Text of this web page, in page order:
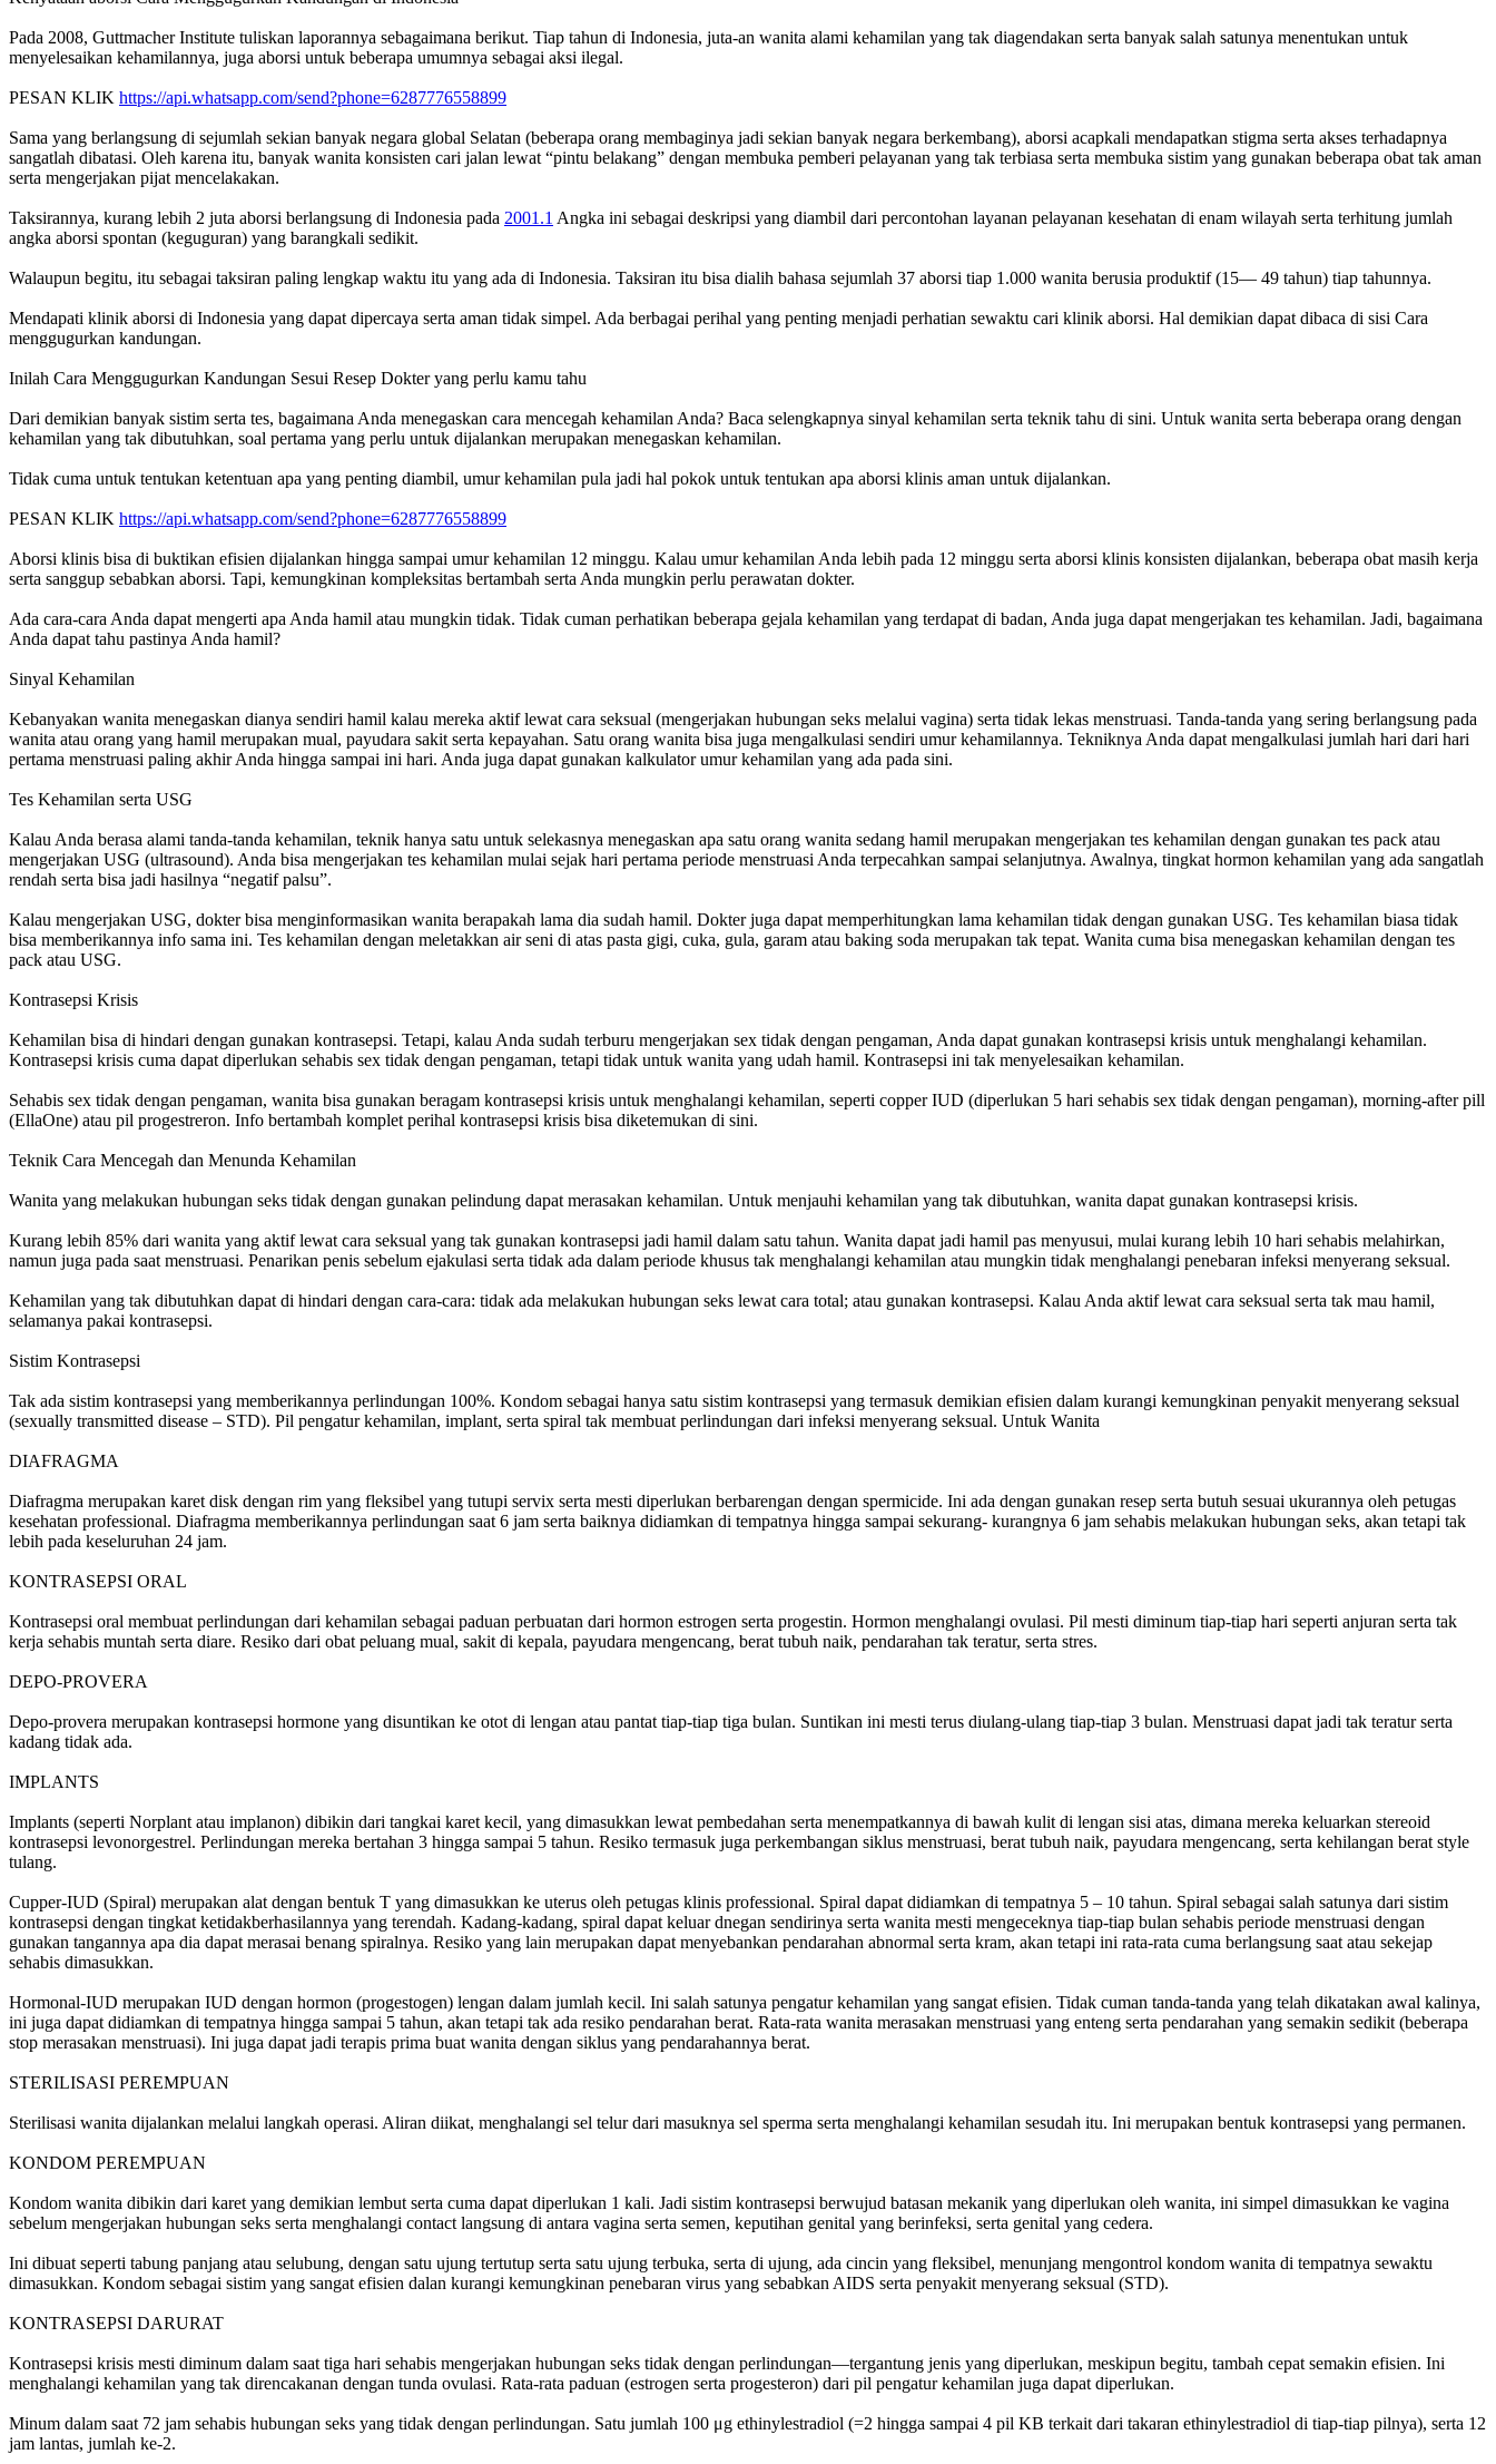
Pada 2008, Guttmacher Institute tuliskan laporannya sebagaimana berikut. Tiap tahun di Indonesia, juta-an wanita alami kehamilan yang tak diagendakan serta banyak salah satunya menentukan untuk
menyelesaikan kehamilannya, juga aborsi untuk beberapa umumnya sebagai aksi ilegal.
PESAN KLIK https://api.whatsapp.com/send?phone=6287776558899
Sama yang berlangsung di sejumlah sekian banyak negara global Selatan (beberapa orang membaginya jadi sekian banyak negara berkembang), aborsi acapkali mendapatkan stigma serta akses terhadapnya
sangatlah dibatasi. Oleh karena itu, banyak wanita konsisten cari jalan lewat “pintu belakang” dengan membuka pemberi pelayanan yang tak terbiasa serta membuka sistim yang gunakan beberapa obat tak aman
serta mengerjakan pijat mencelakakan.
Taksirannya, kurang lebih 2 juta aborsi berlangsung di Indonesia pada 2001.1 Angka ini sebagai deskripsi yang diambil dari percontohan layanan pelayanan kesehatan di enam wilayah serta terhitung jumlah
angka aborsi spontan (keguguran) yang barangkali sedikit.
Walaupun begitu, itu sebagai taksiran paling lengkap waktu itu yang ada di Indonesia. Taksiran itu bisa dialih bahasa sejumlah 37 aborsi tiap 1.000 wanita berusia produktif (15— 49 tahun) tiap tahunnya.
Mendapati klinik aborsi di Indonesia yang dapat dipercaya serta aman tidak simpel. Ada berbagai perihal yang penting menjadi perhatian sewaktu cari klinik aborsi. Hal demikian dapat dibaca di sisi Cara
menggugurkan kandungan.
Inilah Cara Menggugurkan Kandungan Sesui Resep Dokter yang perlu kamu tahu
Dari demikian banyak sistim serta tes, bagaimana Anda menegaskan cara mencegah kehamilan Anda? Baca selengkapnya sinyal kehamilan serta teknik tahu di sini. Untuk wanita serta beberapa orang dengan
kehamilan yang tak dibutuhkan, soal pertama yang perlu untuk dijalankan merupakan menegaskan kehamilan.
Tidak cuma untuk tentukan ketentuan apa yang penting diambil, umur kehamilan pula jadi hal pokok untuk tentukan apa aborsi klinis aman untuk dijalankan.
PESAN KLIK https://api.whatsapp.com/send?phone=6287776558899
Aborsi klinis bisa di buktikan efisien dijalankan hingga sampai umur kehamilan 12 minggu. Kalau umur kehamilan Anda lebih pada 12 minggu serta aborsi klinis konsisten dijalankan, beberapa obat masih kerja
serta sanggup sebabkan aborsi. Tapi, kemungkinan kompleksitas bertambah serta Anda mungkin perlu perawatan dokter.
Ada cara-cara Anda dapat mengerti apa Anda hamil atau mungkin tidak. Tidak cuman perhatikan beberapa gejala kehamilan yang terdapat di badan, Anda juga dapat mengerjakan tes kehamilan. Jadi, bagaimana
Anda dapat tahu pastinya Anda hamil?
Sinyal Kehamilan
Kebanyakan wanita menegaskan dianya sendiri hamil kalau mereka aktif lewat cara seksual (mengerjakan hubungan seks melalui vagina) serta tidak lekas menstruasi. Tanda-tanda yang sering berlangsung pada
wanita atau orang yang hamil merupakan mual, payudara sakit serta kepayahan. Satu orang wanita bisa juga mengalkulasi sendiri umur kehamilannya. Tekniknya Anda dapat mengalkulasi jumlah hari dari hari
pertama menstruasi paling akhir Anda hingga sampai ini hari. Anda juga dapat gunakan kalkulator umur kehamilan yang ada pada sini.
Tes Kehamilan serta USG
Kalau Anda berasa alami tanda-tanda kehamilan, teknik hanya satu untuk selekasnya menegaskan apa satu orang wanita sedang hamil merupakan mengerjakan tes kehamilan dengan gunakan tes pack atau
mengerjakan USG (ultrasound). Anda bisa mengerjakan tes kehamilan mulai sejak hari pertama periode menstruasi Anda terpecahkan sampai selanjutnya. Awalnya, tingkat hormon kehamilan yang ada sangatlah
rendah serta bisa jadi hasilnya “negatif palsu”.
Kalau mengerjakan USG, dokter bisa menginformasikan wanita berapakah lama dia sudah hamil. Dokter juga dapat memperhitungkan lama kehamilan tidak dengan gunakan USG. Tes kehamilan biasa tidak
bisa memberikannya info sama ini. Tes kehamilan dengan meletakkan air seni di atas pasta gigi, cuka, gula, garam atau baking soda merupakan tak tepat. Wanita cuma bisa menegaskan kehamilan dengan tes
pack atau USG.
Kontrasepsi Krisis
Kehamilan bisa di hindari dengan gunakan kontrasepsi. Tetapi, kalau Anda sudah terburu mengerjakan sex tidak dengan pengaman, Anda dapat gunakan kontrasepsi krisis untuk menghalangi kehamilan.
Kontrasepsi krisis cuma dapat diperlukan sehabis sex tidak dengan pengaman, tetapi tidak untuk wanita yang udah hamil. Kontrasepsi ini tak menyelesaikan kehamilan.
Sehabis sex tidak dengan pengaman, wanita bisa gunakan beragam kontrasepsi krisis untuk menghalangi kehamilan, seperti copper IUD (diperlukan 5 hari sehabis sex tidak dengan pengaman), morning-after pill
(EllaOne) atau pil progestreron. Info bertambah komplet perihal kontrasepsi krisis bisa diketemukan di sini.
Teknik Cara Mencegah dan Menunda Kehamilan
Wanita yang melakukan hubungan seks tidak dengan gunakan pelindung dapat merasakan kehamilan. Untuk menjauhi kehamilan yang tak dibutuhkan, wanita dapat gunakan kontrasepsi krisis.
Kurang lebih 85% dari wanita yang aktif lewat cara seksual yang tak gunakan kontrasepsi jadi hamil dalam satu tahun. Wanita dapat jadi hamil pas menyusui, mulai kurang lebih 10 hari sehabis melahirkan,
namun juga pada saat menstruasi. Penarikan penis sebelum ejakulasi serta tidak ada dalam periode khusus tak menghalangi kehamilan atau mungkin tidak menghalangi penebaran infeksi menyerang seksual.
Kehamilan yang tak dibutuhkan dapat di hindari dengan cara-cara: tidak ada melakukan hubungan seks lewat cara total; atau gunakan kontrasepsi. Kalau Anda aktif lewat cara seksual serta tak mau hamil,
selamanya pakai kontrasepsi.
Sistim Kontrasepsi
Tak ada sistim kontrasepsi yang memberikannya perlindungan 100%. Kondom sebagai hanya satu sistim kontrasepsi yang termasuk demikian efisien dalam kurangi kemungkinan penyakit menyerang seksual
(sexually transmitted disease – STD). Pil pengatur kehamilan, implant, serta spiral tak membuat perlindungan dari infeksi menyerang seksual. Untuk Wanita
DIAFRAGMA
Diafragma merupakan karet disk dengan rim yang fleksibel yang tutupi servix serta mesti diperlukan berbarengan dengan spermicide. Ini ada dengan gunakan resep serta butuh sesuai ukurannya oleh petugas
kesehatan professional. Diafragma memberikannya perlindungan saat 6 jam serta baiknya didiamkan di tempatnya hingga sampai sekurang- kurangnya 6 jam sehabis melakukan hubungan seks, akan tetapi tak
lebih pada keseluruhan 24 jam.
KONTRASEPSI ORAL
Kontrasepsi oral membuat perlindungan dari kehamilan sebagai paduan perbuatan dari hormon estrogen serta progestin. Hormon menghalangi ovulasi. Pil mesti diminum tiap-tiap hari seperti anjuran serta tak
kerja sehabis muntah serta diare. Resiko dari obat peluang mual, sakit di kepala, payudara mengencang, berat tubuh naik, pendarahan tak teratur, serta stres.
DEPO-PROVERA
Depo-provera merupakan kontrasepsi hormone yang disuntikan ke otot di lengan atau pantat tiap-tiap tiga bulan. Suntikan ini mesti terus diulang-ulang tiap-tiap 3 bulan. Menstruasi dapat jadi tak teratur serta
kadang tidak ada.
IMPLANTS
Implants (seperti Norplant atau implanon) dibikin dari tangkai karet kecil, yang dimasukkan lewat pembedahan serta menempatkannya di bawah kulit di lengan sisi atas, dimana mereka keluarkan stereoid
kontrasepsi levonorgestrel. Perlindungan mereka bertahan 3 hingga sampai 5 tahun. Resiko termasuk juga perkembangan siklus menstruasi, berat tubuh naik, payudara mengencang, serta kehilangan berat style
tulang.
Cupper-IUD (Spiral) merupakan alat dengan bentuk T yang dimasukkan ke uterus oleh petugas klinis professional. Spiral dapat didiamkan di tempatnya 5 – 10 tahun. Spiral sebagai salah satunya dari sistim
kontrasepsi dengan tingkat ketidakberhasilannya yang terendah. Kadang-kadang, spiral dapat keluar dnegan sendirinya serta wanita mesti mengeceknya tiap-tiap bulan sehabis periode menstruasi dengan
gunakan tangannya apa dia dapat merasai benang spiralnya. Resiko yang lain merupakan dapat menyebankan pendarahan abnormal serta kram, akan tetapi ini rata-rata cuma berlangsung saat atau sekejap
sehabis dimasukkan.
Hormonal-IUD merupakan IUD dengan hormon (progestogen) lengan dalam jumlah kecil. Ini salah satunya pengatur kehamilan yang sangat efisien. Tidak cuman tanda-tanda yang telah dikatakan awal kalinya,
ini juga dapat didiamkan di tempatnya hingga sampai 5 tahun, akan tetapi tak ada resiko pendarahan berat. Rata-rata wanita merasakan menstruasi yang enteng serta pendarahan yang semakin sedikit (beberapa
stop merasakan menstruasi). Ini juga dapat jadi terapis prima buat wanita dengan siklus yang pendarahannya berat.
STERILISASI PEREMPUAN
Sterilisasi wanita dijalankan melalui langkah operasi. Aliran diikat, menghalangi sel telur dari masuknya sel sperma serta menghalangi kehamilan sesudah itu. Ini merupakan bentuk kontrasepsi yang permanen.
KONDOM PEREMPUAN
Kondom wanita dibikin dari karet yang demikian lembut serta cuma dapat diperlukan 1 kali. Jadi sistim kontrasepsi berwujud batasan mekanik yang diperlukan oleh wanita, ini simpel dimasukkan ke vagina
sebelum mengerjakan hubungan seks serta menghalangi contact langsung di antara vagina serta semen, keputihan genital yang berinfeksi, serta genital yang cedera.
Ini dibuat seperti tabung panjang atau selubung, dengan satu ujung tertutup serta satu ujung terbuka, serta di ujung, ada cincin yang fleksibel, menunjang mengontrol kondom wanita di tempatnya sewaktu
dimasukkan. Kondom sebagai sistim yang sangat efisien dalan kurangi kemungkinan penebaran virus yang sebabkan AIDS serta penyakit menyerang seksual (STD).
KONTRASEPSI DARURAT
Kontrasepsi krisis mesti diminum dalam saat tiga hari sehabis mengerjakan hubungan seks tidak dengan perlindungan—tergantung jenis yang diperlukan, meskipun begitu, tambah cepat semakin efisien. Ini
menghalangi kehamilan yang tak direncakanan dengan tunda ovulasi. Rata-rata paduan (estrogen serta progesteron) dari pil pengatur kehamilan juga dapat diperlukan.
Minum dalam saat 72 jam sehabis hubungan seks yang tidak dengan perlindungan. Satu jumlah 100 μg ethinylestradiol (=2 hingga sampai 4 pil KB terkait dari takaran ethinylestradiol di tiap-tiap pilnya), serta 12
jam lantas, jumlah ke-2.